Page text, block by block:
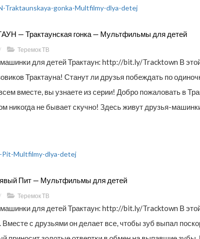
— Трактаунская гонка — Мультфильмы для детей
/ Теремок ТВ
для детей Трактаун: http://bit.ly/Tracktown В
Трактауна! Станут ли друзья побеждать по
вместе, вы узнаете из серии! Добро пожаловать в
никогда не бывает скучно! Здесь живут друзья-
Пит — Мультфильмы для детей
/ Теремок ТВ
для детей Трактаун: http://bit.ly/Tracktown В
с друзьями он делает все, чтобы зуб выпал